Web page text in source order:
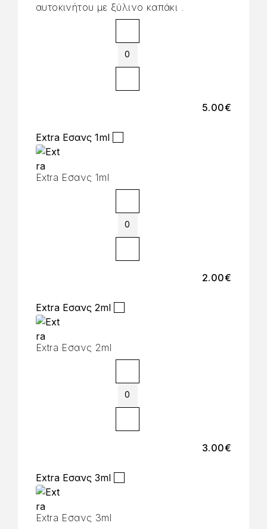
αυτοκινήτου με ξύλινο καπάκι .
5.00€
Extra Εσανς 1ml
Extra Εσανς 1ml
2.00€
Extra Εσανς 2ml
Extra Εσανς 2ml
3.00€
Extra Εσανς 3ml
Extra Εσανς 3ml